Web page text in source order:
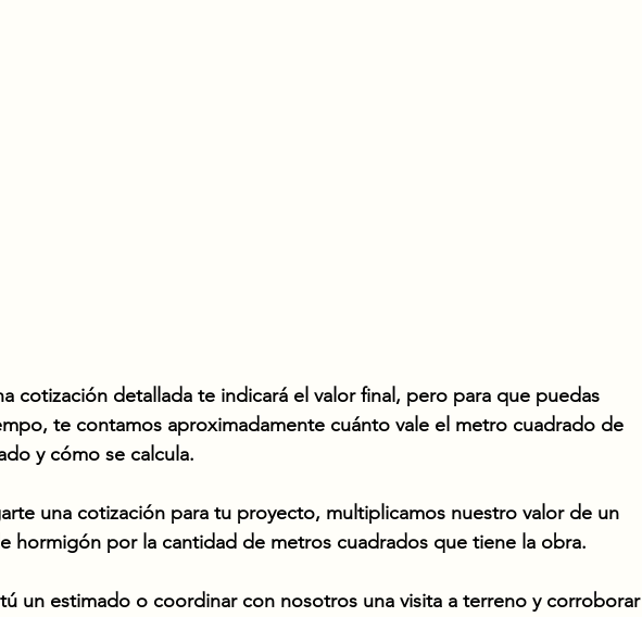
cotización detallada te indicará el valor final, pero para que puedas
te contamos aproximadamente cuánto vale el metro cuadrado de
y cómo se calcula.
una cotización para tu proyecto, multiplicamos nuestro valor de un
hormigón por la cantidad de metros cuadrados que tiene la obra.
un estimado o coordinar con nosotros una visita a terreno y corroborar